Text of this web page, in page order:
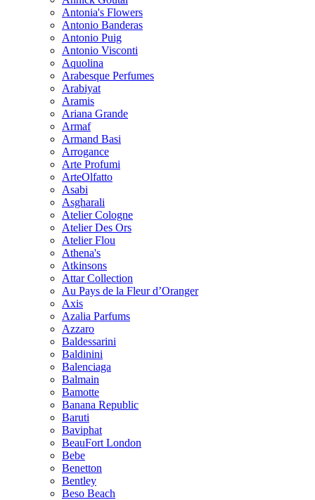
Antonia's Flowers
Antonio Banderas
Antonio Puig
Antonio Visconti
Aquolina
Arabesque Perfumes
Arabiyat
Aramis
Ariana Grande
Armaf
Armand Basi
Arrogance
Arte Profumi
ArteOlfatto
Asabi
Asgharali
Atelier Cologne
Atelier Des Ors
Atelier Flou
Athena's
Atkinsons
Attar Collection
Au Pays de la Fleur d’Oranger
Axis
Azalia Parfums
Azzaro
Baldessarini
Baldinini
Balenciaga
Balmain
Bamotte
Banana Republic
Baruti
Baviphat
BeauFort London
Bebe
Benetton
Bentley
Beso Beach